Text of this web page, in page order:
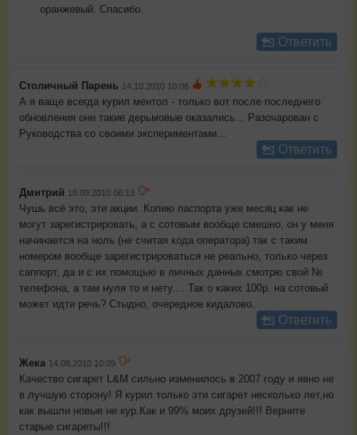
оранжевый. Спасибо.
Ответить
Столичный Парень 14.10.2010 10:06
А я ваще всегда курил ментол - только вот после последнего
обновления они такие дерьмовые оказались... Разочарован с
Руководства со своими экспериментами...
Ответить
Дмитрий 18.09.2010 06:13
Чушь всё это, эти акции. Копию паспорта уже месяц как не
могут зарегистрировать, а с сотовым вообще смешно, он у меня
начинается на ноль (не считая кода оператора) так с таким
номером вообще зарегистрироваться не реально, только через
саппорт, да и с их помощью в личных данных смотрю свой №
телефона, а там нуля то и нету.... Так о каких 100р. на сотовый
может идти речь? Стыдно, очередное кидалово.
Ответить
Жека 14.08.2010 10:09
Качество сигарет L&М сильно изменилось в 2007 году и явно не
в лучшую сторону! Я курил только эти сигарет несколько лет,но
как вышли новые не кур.Как и 99% моих друзей!!! Верните
старые сигареты!!!